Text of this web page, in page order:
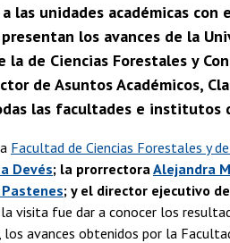
las unidades académicas
los avances de la
de Ciencias Forestales y
de Asuntos Académicos,
las facultades e
Facultad de Ciencias Forestales y
Devés; la prorrectora Alejandra
; y el director ejecutivo
la visita fue dar a conocer los
avances obtenidos por la